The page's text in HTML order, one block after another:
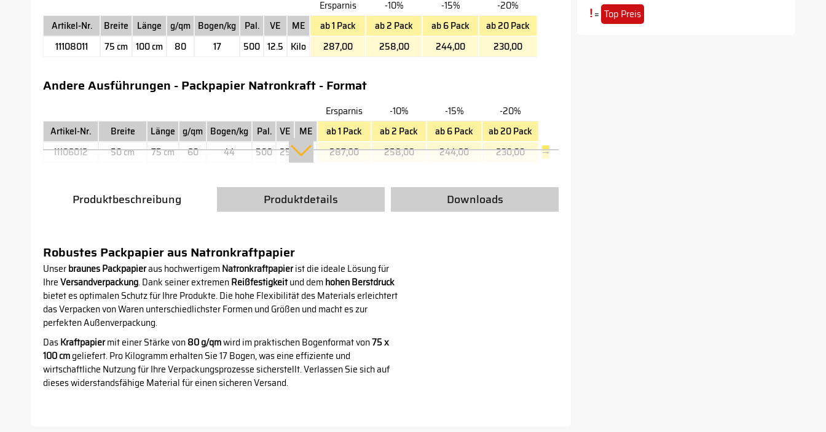
Ersparnis -10% -15%
-20%
Artikel-Nr.
Breite Länge g/qm Bogen/kg Pal. VE ME ab 1 Pack ab 2 Pack ab 6 Pack
ab 20 Pack
11108011
75 cm 100 cm 80 17 500 12.5 Kilo 287,00 258,00 244,00 230,00
Andere Ausführungen - Packpapier Natronkraft - Format
Ersparnis -10% -15%
-20%
Artikel-Nr.
Breite Länge g/qm Bogen/kg Pal. VE ME ab 1 Pack ab 2 Pack ab 6 Pack
ab 20 Pack
11106012
50 cm 75 cm 60 44 500 25 Kilo 287,00 258,00 244,00 230,00 →
Produktbeschreibung Produktdetails Downloads
Robustes Packpapier aus Natronkraftpapier
Unserbraunes Packpapieraus hochwertigemNatronkraftpapierist die ideale Lösung für
IhreVersandverpackung. Dank seiner extremenReißfestigkeitund demhohen Berstdruck
bietet es optimalen Schutz für Ihre Produkte. Die hohe Flexibilität des Materials erleichtert
das Verpacken von Waren unterschiedlichster Formen und Größen und macht es zur
perfekten Außenverpackung.
DasKraftpapiermit einer Stärke von80 g/qmwird im praktischen Bogenformat von75 x
100 cmgeliefert. Pro Kilogramm erhalten Sie 17 Bogen, was eine effiziente und
wirtschaftliche Nutzung für Ihre Verpackungsprozesse sicherstellt. Verlassen Sie sich auf
dieses widerstandsfähige Material für einen sicheren Versand.
!= Top Preis